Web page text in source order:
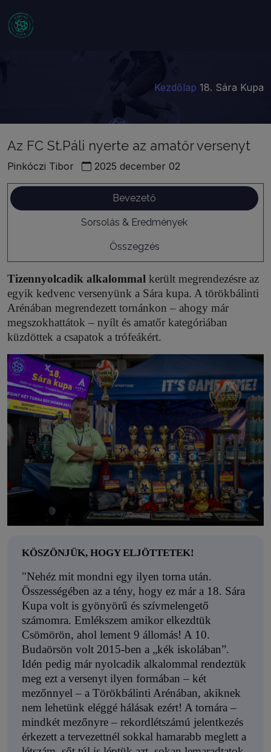
Kezdőlap 18. Sára Kupa
Az FC St.Páli nyerte az amatőr versenyt
Pinkóczi Tibor 2025 december 02
Bevezető
Sorsolás & Eredmények
Összegzés
Tizennyolcadik alkalommal került megrendezésre az
egyik kedvenc versenyünk a Sára kupa. A törökbálinti
Arénában megrendezett tornánkon – ahogy már
megszokhattátok – nyílt és amatőr kategóriában
küzdöttek a csapatok a trófeákért.
KÖSZÖNJÜK, HOGY ELJÖTTETEK!
"Nehéz mit mondni egy ilyen torna után.
Összességében az a tény, hogy ez már a 18. Sára
Kupa volt is gyönyörű és szívmelengető
számomra. Emlékszem amikor elkezdtük
Csömörön, ahol lement 9 állomás! A 10.
Budaörsön volt 2015-ben a „kék iskolában”.
Idén pedig már nyolcadik alkalommal rendeztük
meg ezt a versenyt ilyen formában – két
mezőnnyel – a Törökbálinti Arénában, akiknek
nem lehetünk eléggé hálásak ezért! A tornára –
mindkét mezőnyre – rekordlétszámú jelentkezés
érkezett a tervezettnél sokkal hamarabb meglett a